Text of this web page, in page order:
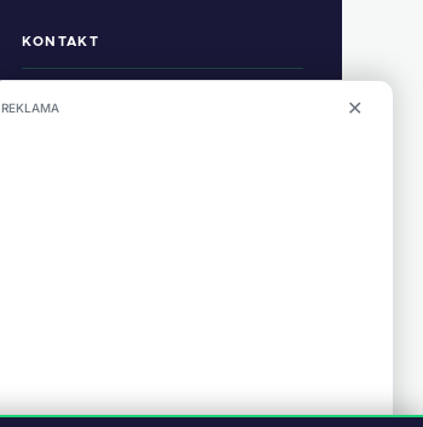
KONTAKT
ŠÉFREDAKTOR
Tvorba webu:Studiografix
REKLAMA ✕